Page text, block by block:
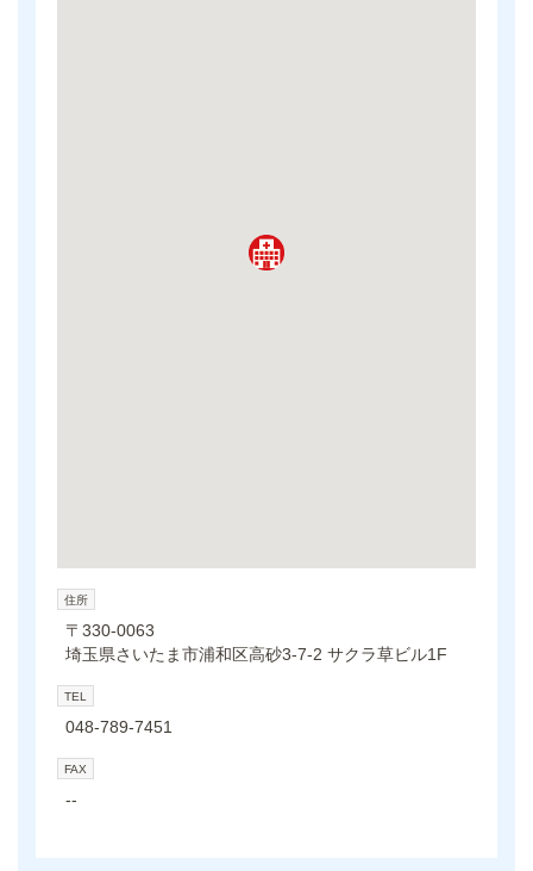
住所
〒330-0063
埼玉県さいたま市浦和区高砂3-7-2 サクラ草ビル1F
TEL
048-789-7451
FAX
--